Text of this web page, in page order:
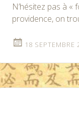
N’hésitez pas à «
providence, on
18